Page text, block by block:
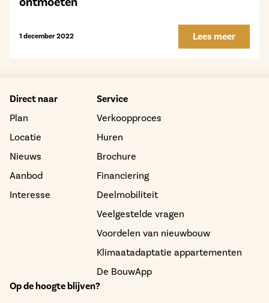
1 december 2022 Lees meer
Direct naar
Plan
Locatie
Nieuws
Aanbod
Interesse
Service
Verkoopproces
Huren
Brochure
Financiering
Deelmobiliteit
Veelgestelde vragen
Voordelen van nieuwbouw
Klimaatadaptatie appartementen
De BouwApp
Op de hoogte blijven?